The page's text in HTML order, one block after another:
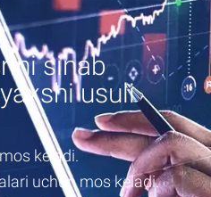
sinab
usuli
keladi.
uchun mos keladi.